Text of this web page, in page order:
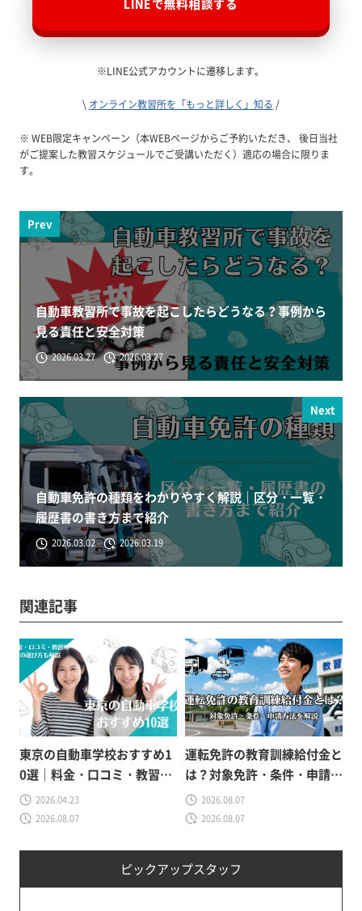
ピックアップスタッフ
LINEで無料相談する
※LINE公式アカウントに遷移します。
\ オンライン教習所を「もっと詳しく」知る /
※ WEB限定キャンペーン（本WEBページからご予約いただき、 後日当社
がご提案した教習スケジュールでご受講いただく）適応の場合に限りま
す。
Prev
自動車教習所で事故を起こしたらどうなる？事例から
見る責任と安全対策
2026.03.27 2026.03.27
Next
自動車免許の種類をわかりやすく解説｜区分・一覧・
履歴書の書き方まで紹介
2026.03.02 2026.03.19
関連記事
東京の自動車学校おすすめ1
0選｜料金・口コミ・教習所
の選び方も解説
2026.04.23
2026.08.07
運転免許の教育訓練給付金と
は？対象免許・条件・申請方
法をわかりやすく解説
2026.08.07
2026.08.07